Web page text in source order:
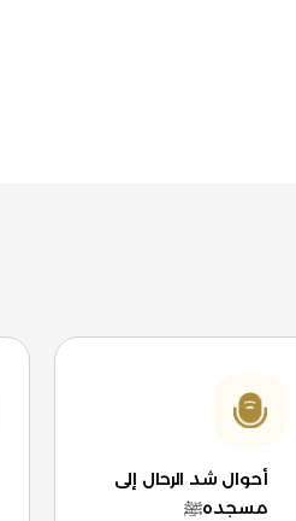
أحوال شد الرحال إلى
مسجدهﷺ